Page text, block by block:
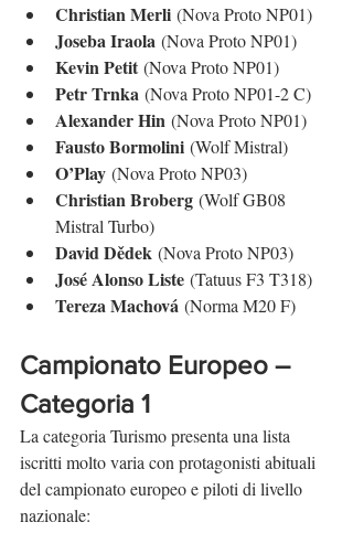
Christian Merli (Nova Proto NP01)
Joseba Iraola (Nova Proto NP01)
Kevin Petit (Nova Proto NP01)
Petr Trnka (Nova Proto NP01-2 C)
Alexander Hin (Nova Proto NP01)
Fausto Bormolini (Wolf Mistral)
O’Play (Nova Proto NP03)
Christian Broberg (Wolf GB08
Mistral Turbo)
David Dědek (Nova Proto NP03)
José Alonso Liste (Tatuus F3 T318)
Tereza Machová (Norma M20 F)
Campionato Europeo –
Categoria 1
La categoria Turismo presenta una lista
iscritti molto varia con protagonisti abituali
del campionato europeo e piloti di livello
nazionale: